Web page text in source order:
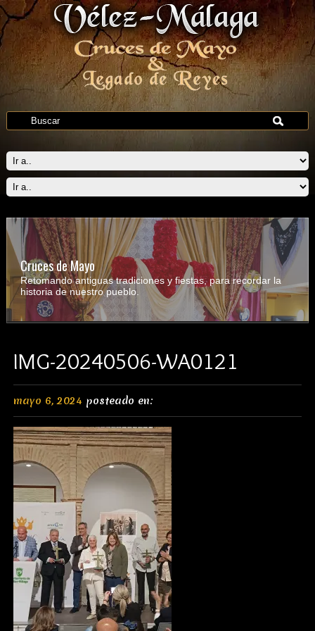
Cruces de Mayo
Retomando antiguas tradiciones y fiestas, para recordar la
historia de nuestro pueblo.
IMG-20240506-WA0121
mayo 6, 2024 posteado en: